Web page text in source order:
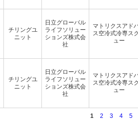
チリングユ
ニット
日立グローバル
ライフソリュー
ションズ株式会
社
マトリクスアド
ス空冷式冷専ス
ュー
チリングユ
ニット
日立グローバル
ライフソリュー
ションズ株式会
社
マトリクスアド
ス空冷式冷専ス
ュー
1 2 3 4 5